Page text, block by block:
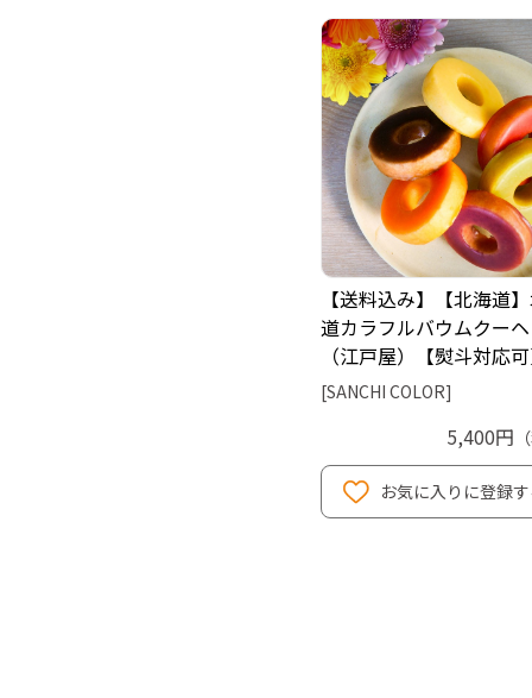
【送料込み】【北海道
道カラフルバウムクー
（江戸屋）【熨斗対応
[SANCHI COLOR]
5,400円
お気に入りに登録